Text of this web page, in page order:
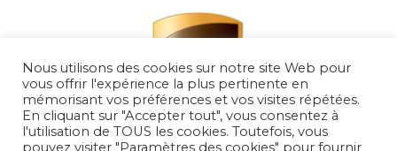
Nous utilisons des cookies sur notre site Web pour
vous offrir l'expérience la plus pertinente en
mémorisant vos préférences et vos visites répétées.
En cliquant sur "Accepter tout", vous consentez à
l'utilisation de TOUS les cookies. Toutefois, vous
pouvez visiter "Paramètres des cookies" pour fournir